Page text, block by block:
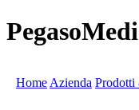
Home Azienda Prodotti